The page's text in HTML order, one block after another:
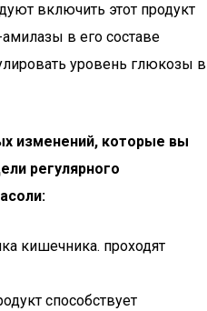
включить этот продукт
в его составе
уровень глюкозы в
изменений, которые вы
регулярного
кишечника. проходят
способствует